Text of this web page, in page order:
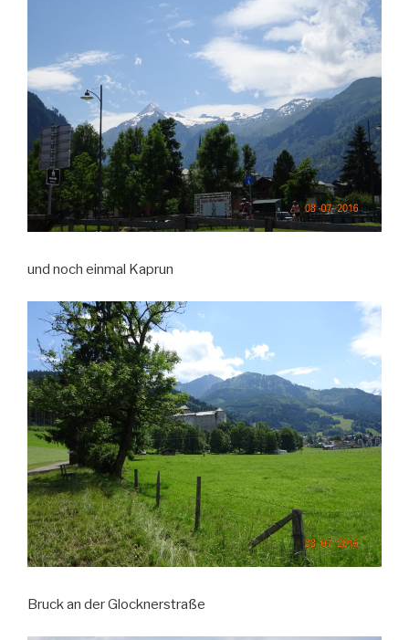
und noch einmal Kaprun
Bruck an der Glocknerstraße